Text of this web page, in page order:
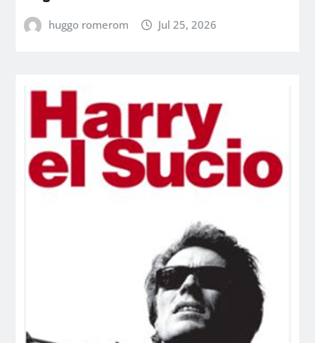
huggo romerom Jul 25, 2026